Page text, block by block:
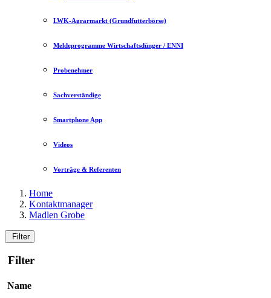
LWK-Agrarmarkt (Grundfutterbörse)
Meldeprogramme Wirtschaftsdünger / ENNI
Probenehmer
Sachverständige
Smartphone App
Videos
Vorträge & Referenten
Home
Kontaktmanager
Madlen Grobe
Filter
Filter
Name